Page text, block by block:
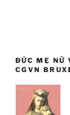
ĐỨC MẸ NỮ
CGVN